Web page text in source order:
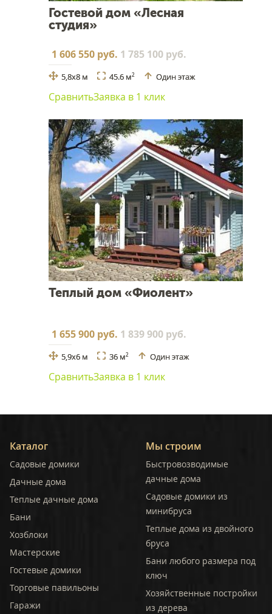
Гостевой дом «Лесная
студия»
1 606 550 руб. 1 785 100 руб.
5,8x8 м 45.6 м2 Один этаж
СравнитьЗаявка в 1 клик
Теплый дом «Фиолент»
1 655 900 руб. 1 839 900 руб.
5,9x6 м 36 м2 Один этаж
СравнитьЗаявка в 1 клик
Каталог
Садовые домики
Дачные дома
Теплые дачные дома
Бани
Хозблоки
Мастерские
Гостевые домики
Торговые павильоны
Гаражи
Мы строим
Быстровозводимые
дачные дома
Садовые домики из
минибруса
Теплые дома из двойного
бруса
Бани любого размера под
ключ
Хозяйственные постройки
из дерева